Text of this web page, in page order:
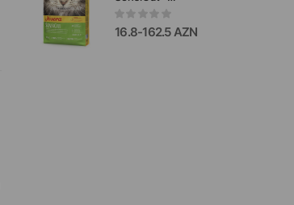
полнорационный
сбалансированный
рацион для взрослых
16.8-162.5 AZN